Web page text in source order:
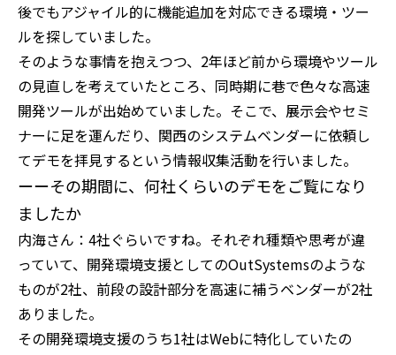
後でもアジャイル的に機能追加を対応できる環境・ツー
ルを探していました。
そのような事情を抱えつつ、2年ほど前から環境やツール
の見直しを考えていたところ、同時期に巷で色々な高速
開発ツールが出始めていました。そこで、展示会やセミ
ナーに足を運んだり、関西のシステムベンダーに依頼し
てデモを拝見するという情報収集活動を行いました。
ーーその期間に、何社くらいのデモをご覧になり
ましたか
内海さん：4社ぐらいですね。それぞれ種類や思考が違
っていて、開発環境支援としてのOutSystemsのような
ものが2社、前段の設計部分を高速に補うベンダーが2社
ありました。
その開発環境支援のうち1社はWebに特化していたの